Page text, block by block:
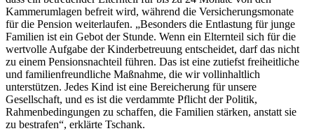
Kammerumlagen befreit wird, während die Versicherungsmonate
für die Pension weiterlaufen. „Besonders die Entlastung für junge
Familien ist ein Gebot der Stunde. Wenn ein Elternteil sich für die
wertvolle Aufgabe der Kinderbetreuung entscheidet, darf das nicht
zu einem Pensionsnachteil führen. Das ist eine zutiefst freiheitliche
und familienfreundliche Maßnahme, die wir vollinhaltlich
unterstützen. Jedes Kind ist eine Bereicherung für unsere
Gesellschaft, und es ist die verdammte Pflicht der Politik,
Rahmenbedingungen zu schaffen, die Familien stärken, anstatt sie
zu bestrafen“, erklärte Tschank.